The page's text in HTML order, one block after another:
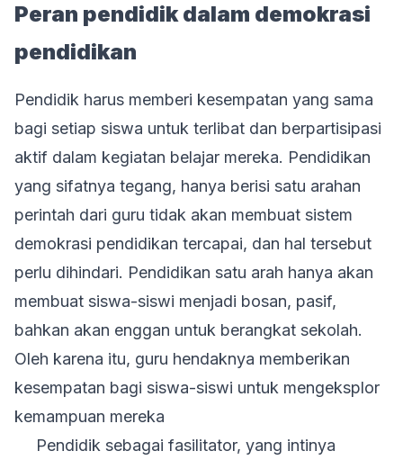
Peran pendidik dalam demokrasi
pendidikan
Pendidik harus memberi kesempatan yang sama
bagi setiap siswa untuk terlibat dan berpartisipasi
aktif dalam kegiatan belajar mereka. Pendidikan
yang sifatnya tegang, hanya berisi satu arahan
perintah dari guru tidak akan membuat sistem
demokrasi pendidikan tercapai, dan hal tersebut
perlu dihindari. Pendidikan satu arah hanya akan
membuat siswa-siswi menjadi bosan, pasif,
bahkan akan enggan untuk berangkat sekolah.
Oleh karena itu, guru hendaknya memberikan
kesempatan bagi siswa-siswi untuk mengeksplor
kemampuan mereka
Pendidik sebagai fasilitator, yang intinya